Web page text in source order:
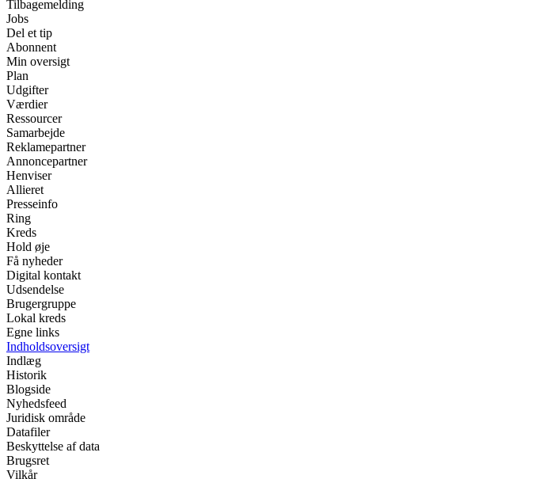
Tilbagemelding
Jobs
Del et tip
Abonnent
Min oversigt
Plan
Udgifter
Værdier
Ressourcer
Samarbejde
Reklamepartner
Annoncepartner
Henviser
Allieret
Presseinfo
Ring
Kreds
Hold øje
Få nyheder
Digital kontakt
Udsendelse
Brugergruppe
Lokal kreds
Egne links
Indholdsoversigt
Indlæg
Historik
Blogside
Nyhedsfeed
Juridisk område
Datafiler
Beskyttelse af data
Brugsret
Vilkår